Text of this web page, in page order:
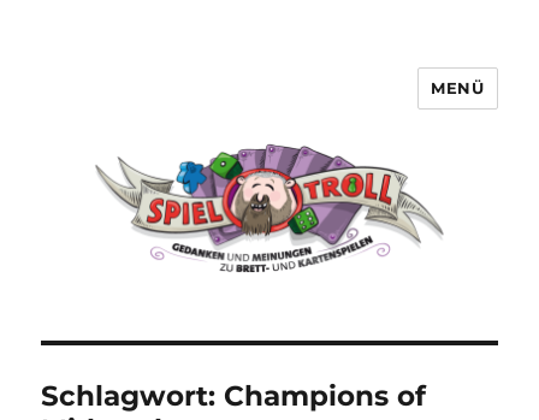
MENÜ
Schlagwort: Champions of